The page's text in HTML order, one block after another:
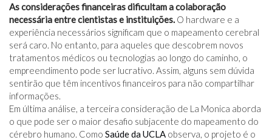
As considerações financeiras dificultam a colaboração
necessária entre cientistas e instituições. O hardware e a
experiência necessários significam que o mapeamento cerebral
será caro. No entanto, para aqueles que descobrem novos
tratamentos médicos ou tecnologias ao longo do caminho, o
empreendimento pode ser lucrativo. Assim, alguns sem dúvida
sentirão que têm incentivos financeiros para não compartilhar
informações.
Em última análise, a terceira consideração de La Monica aborda
o que pode ser o maior desafio subjacente do mapeamento do
cérebro humano. Como Saúde da UCLA observa, o projeto é o